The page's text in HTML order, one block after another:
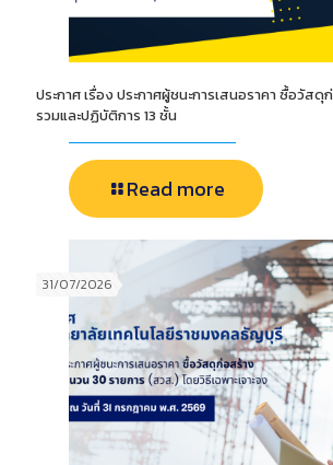
ประกาศ เรื่อง ประกาศผู้ชนะการเสนอราคา ซื้อวัสดุ
รวมและปฏิบัติการ 13 ชั้น
Read more
31/07/2026